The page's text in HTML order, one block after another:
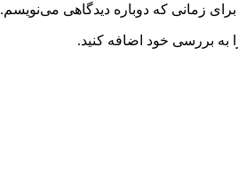
زمانی که دوباره دیدگاهی می‌نویسم.
به بررسی خود اضافه کنید.